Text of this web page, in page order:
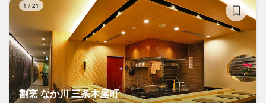
1 / 21
割烹 なか川 三条木屋町